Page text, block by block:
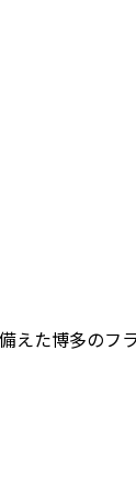
た博多のフ